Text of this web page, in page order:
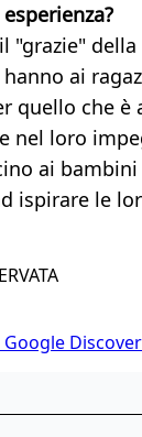
"grazie" della
ai
quello che è
nel loro
ai bambini
ispirare le